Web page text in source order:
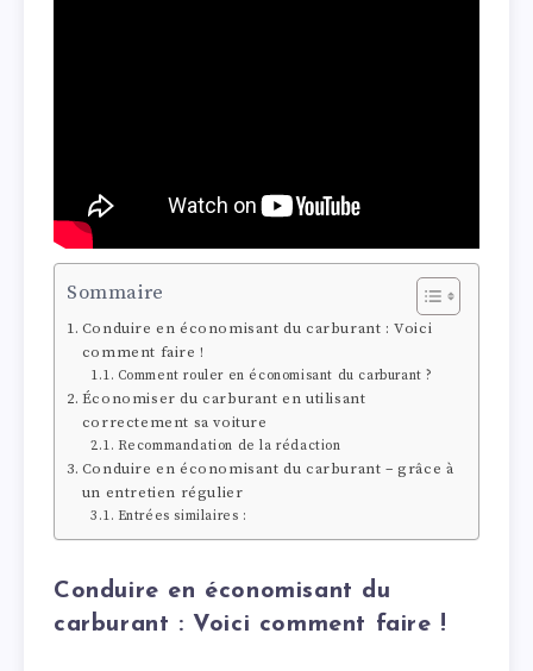
Sommaire
Conduire en économisant du carburant : Voici
comment faire !
Comment rouler en économisant du carburant ?
Économiser du carburant en utilisant
correctement sa voiture
Recommandation de la rédaction
Conduire en économisant du carburant – grâce à
un entretien régulier
Entrées similaires :
Conduire en économisant du
carburant : Voici comment faire !